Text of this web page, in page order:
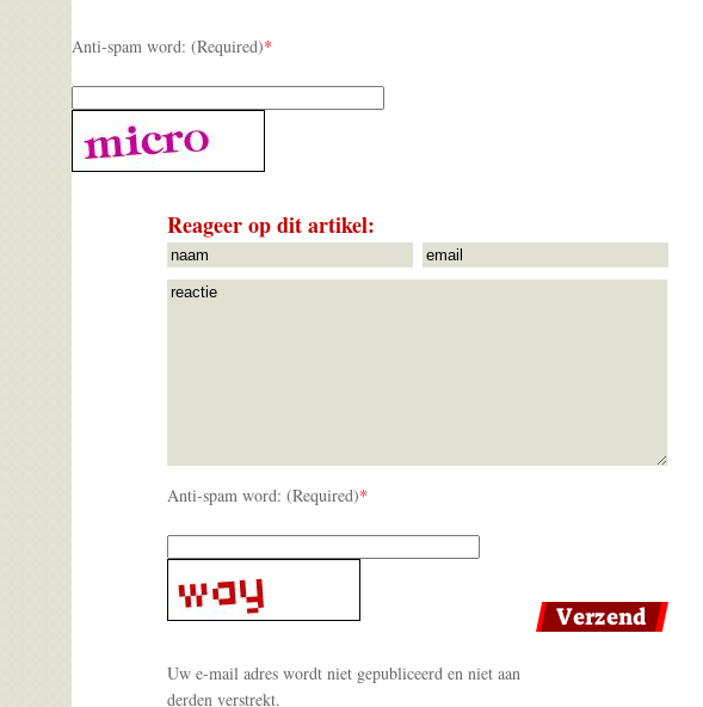
Anti-spam word: (Required)*
Reageer op dit artikel:
Anti-spam word: (Required)*
Uw e-mail adres wordt niet gepubliceerd en niet aan
derden verstrekt.